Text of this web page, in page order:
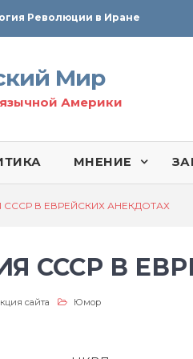
Революции в Иране
Мир
Америки
МНЕНИЕ
СССР В ЕВРЕЙСКИХ АНЕКДОТАХ
СССР В
сайта Юмор